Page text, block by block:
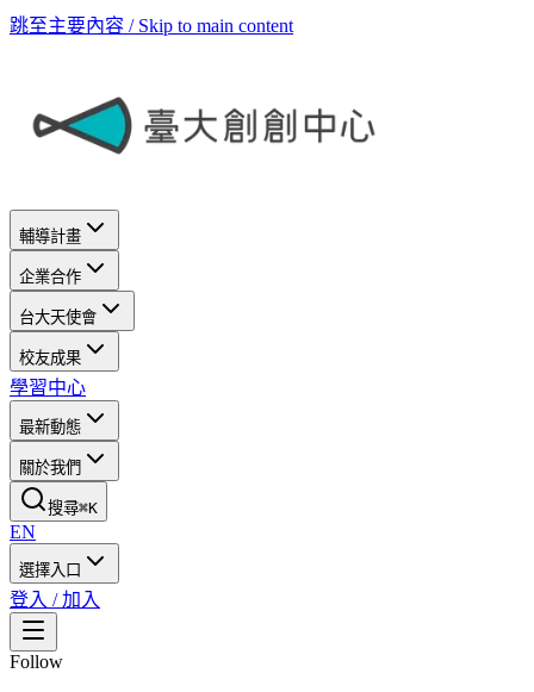
跳至主要內容 / Skip to main content
輔導計畫
企業合作
台大天使會
校友成果
學習中心
最新動態
關於我們
搜尋⌘K
EN
選擇入口
登入 / 加入
Follow